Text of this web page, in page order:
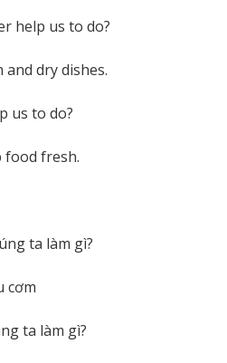
help us to do?
and dry dishes.
us to do?
food fresh.
ta làm gì?
cơm
ta làm gì?